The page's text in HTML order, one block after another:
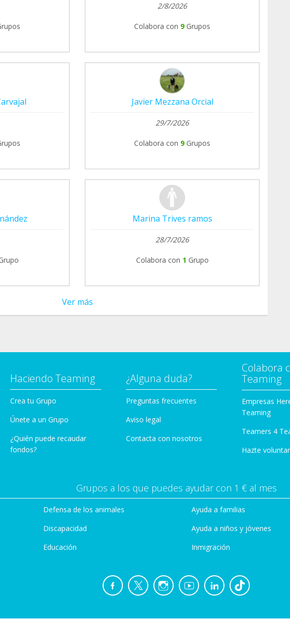
2/8/2026
Colabora con 9 Grupos
Javier Mezzana Orcial
29/7/2026
Colabora con 9 Grupos
Marina Trives ramos
28/7/2026
Colabora con 1 Grupo
Ver más
Haciendo Teaming
Crea tu Grupo
Únete a un Grupo
¿Quién puede recaudar
fondos?
¿Alguna duda?
Preguntas frecuentes
Aviso legal
Contacta con nosotros
Colabora
Teaming
Empresas
Teaming
Teamers 4
Hazte
Grupos a los que puedes ayudar con 1 € al mes
Defensa de los animales
Discapacidad
Educación
Ayuda a familias
Ayuda a niños y jóvenes
Inmigración